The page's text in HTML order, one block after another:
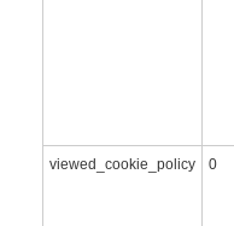
viewed_cookie_policy 0